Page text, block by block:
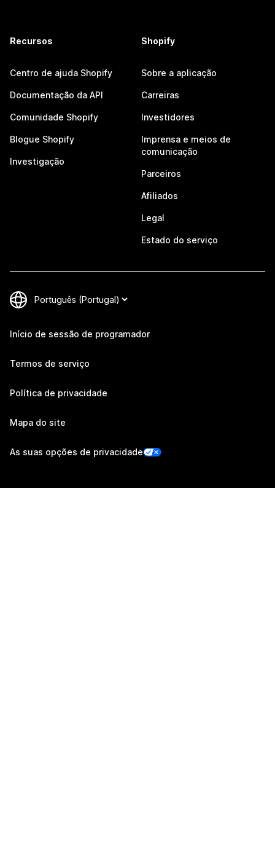
Recursos
Centro de ajuda Shopify
Documentação da API
Comunidade Shopify
Blogue Shopify
Investigação
Shopify
Sobre a aplicação
Carreiras
Investidores
Imprensa e meios de
comunicação
Parceiros
Afiliados
Legal
Estado do serviço
Início de sessão de programador
Termos de serviço
Política de privacidade
Mapa do site
As suas opções de privacidade